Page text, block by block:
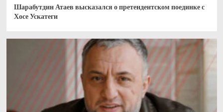
Шарабутдин Атаев высказался о претендентском поединке с
Хосе Ускатеги